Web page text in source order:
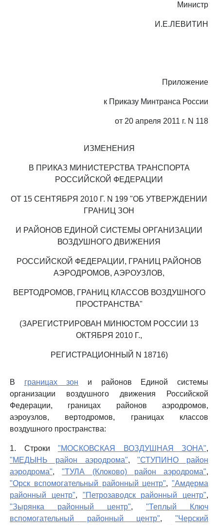
Министр
И.Е.ЛЕВИТИН
Приложение
к Приказу Минтранса России
от 20 апреля 2011 г. N 118
ИЗМЕНЕНИЯ
В ПРИКАЗ МИНИСТЕРСТВА ТРАНСПОРТА
РОССИЙСКОЙ ФЕДЕРАЦИИ
ОТ 15 СЕНТЯБРЯ 2010 Г. N 199 "ОБ УТВЕРЖДЕНИИ
ГРАНИЦ ЗОН
И РАЙОНОВ ЕДИНОЙ СИСТЕМЫ ОРГАНИЗАЦИИ
ВОЗДУШНОГО ДВИЖЕНИЯ
РОССИЙСКОЙ ФЕДЕРАЦИИ, ГРАНИЦ РАЙОНОВ
АЭРОДРОМОВ, АЭРОУЗЛОВ,
ВЕРТОДРОМОВ, ГРАНИЦ КЛАССОВ ВОЗДУШНОГО
ПРОСТРАНСТВА"
(ЗАРЕГИСТРИРОВАН МИНЮСТОМ РОССИИ 13
ОКТЯБРЯ 2010 Г.,
РЕГИСТРАЦИОННЫЙ N 18716)
В границах зон и районов Единой системы
организации воздушного движения Российской
Федерации, границах районов аэродромов,
аэроузлов, вертодромов, границах классов
воздушного пространства:
1. Строки "МОСКОВСКАЯ ВОЗДУШНАЯ ЗОНА",
"МЕДЫНЬ район аэродрома","СТУПИНО район
аэродрома","ТУЛА (Клоково) район аэродрома",
"Орск вспомогательный районный центр", "Амдерма
районный центр", "Петрозаводск районный центр",
"Зырянка районный центр", "Теплый Ключ
вспомогательный районный центр","Черский